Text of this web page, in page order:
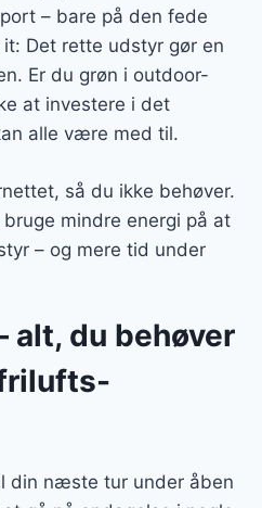
– bare på den fede
it: Det rette udstyr gør en
Er du grøn i outdoor-
at investere i det
alle være med til.
så du ikke behøver.
mindre energi på at
– og mere tid under
alt, du behøver
din næste tur under åben